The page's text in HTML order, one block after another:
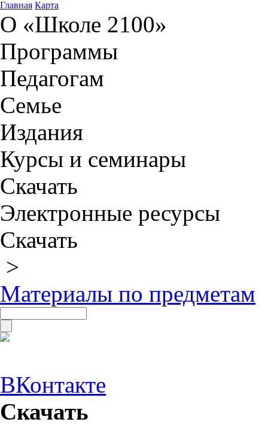
Главная Карта
О «Школе 2100»
Программы
Педагогам
Семье
Издания
Курсы и семинары
Скачать
Электронные ресурсы
Скачать
>
Материалы по предметам
ВКонтакте
Скачать